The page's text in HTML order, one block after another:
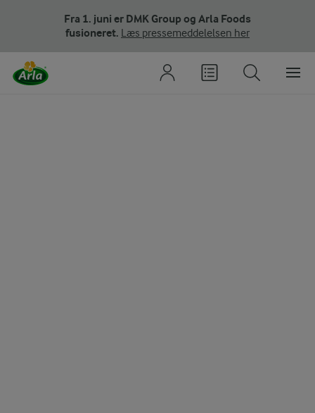
Fra 1. juni er DMK Group og Arla Foods
fusioneret. Læs pressemeddelelsen her